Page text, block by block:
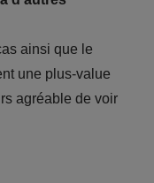
ainsi que le
une plus-value
agréable de voir